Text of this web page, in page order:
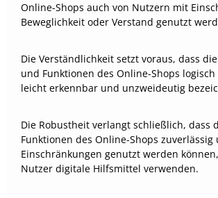
Online-Shops auch von Nutzern mit
Beweglichkeit oder Verstand genutzt
Die Verständlichkeit setzt voraus, dass
und Funktionen des Online-Shops
leicht erkennbar und unzweideutig
Die Robustheit verlangt schließlich, dass
Funktionen des Online-Shops zuverlässig
Einschränkungen genutzt werden
Nutzer digitale Hilfsmittel verwenden.